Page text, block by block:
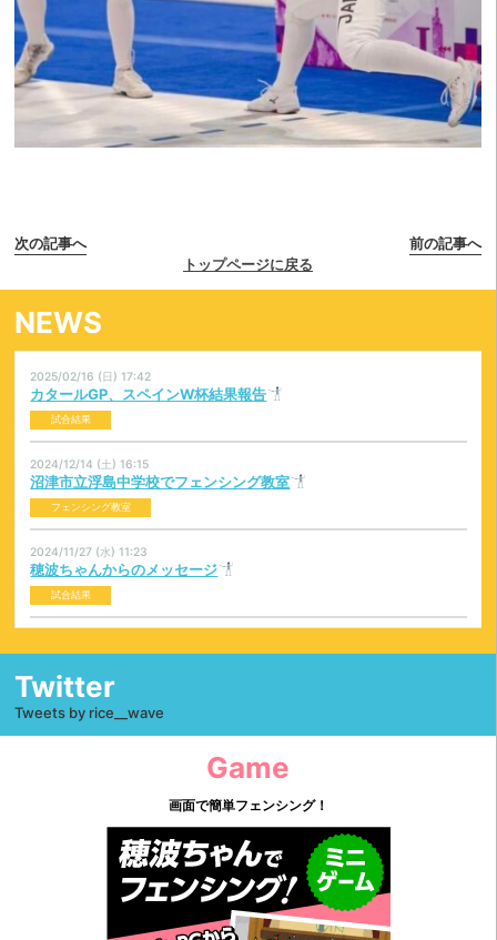
前の記事へ
次の記事へ
トップページに戻る
NEWS
2025/02/16 (日) 17:42
カタールGP、スペインW杯結果報告
試合結果
2024/12/14 (土) 16:15
沼津市立浮島中学校でフェンシング教室
フェンシング教室
2024/11/27 (水) 11:23
穂波ちゃんからのメッセージ
試合結果
アラブ首長国連邦・フジャイラ・ワールドカップ大会結果
試合結果
Twitter
Tweets by rice__wave
Game
画面で簡単フェンシング！